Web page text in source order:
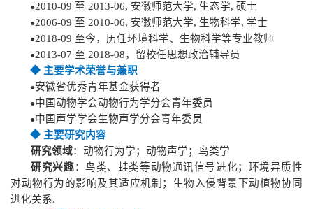
●2010-09 至 2013-06, 安徽师范大学, 生态学, 硕士
●2006-09 至 2010-06, 安徽师范大学, 生物科学, 学士
●2018-09 至今，历任环境科学、生物科学等专业教师
●2013-07 至 2018-08，留校任思想政治辅导员
◆ 主要学术荣誉与兼职
●安徽省优秀青年基金获得者
●中国动物学会动物行为学分会青年委员
●中国声学学会生物声学分会青年委员
◆ 主要研究内容
研究领域：动物行为学；动物声学；鸟类学
研究兴趣：鸟类、蛙类等动物通讯信号进化；环境异质性
对动物行为的影响及其适应机制；生物入侵背景下动植物协同
进化关系.